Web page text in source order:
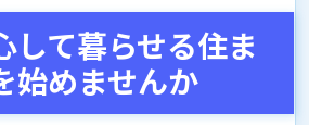
して暮らせる住ま
始めませんか